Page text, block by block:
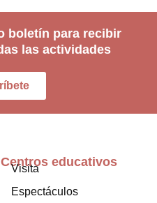
boletín para recibir
las actividades
Centros educativos
Visita
Espectáculos